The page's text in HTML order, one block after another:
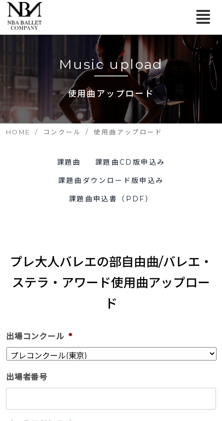
Music upload
使用曲アップロード
HOME コンクール 使用曲アップロード
課題曲 課題曲CD版申込み
課題曲ダウンロード版申込み
課題曲申込書（PDF）
プレ大人バレエの部自由曲/バレエ・
ステラ・アワード使用曲アップロー
ド
出場コンクール *
出場者番号